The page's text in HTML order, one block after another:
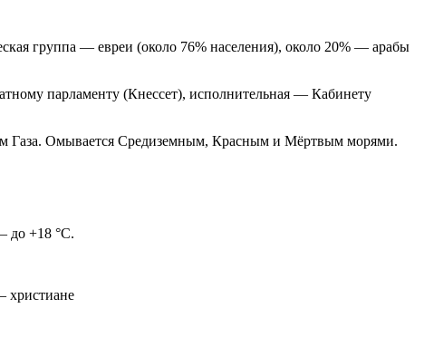
группа — евреи (около 76% населения), около 20% — арабы
парламенту (Кнессет), исполнительная — Кабинету
Газа. Омывается Средиземным, Красным и Мёртвым морями.
до +18 °C.
христиане